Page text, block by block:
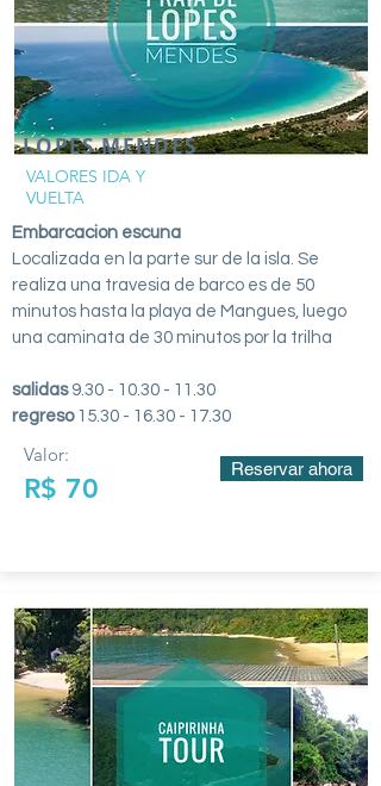
LOPES MENDES
VALORES IDA Y
VUELTA
Embarcacion escuna
Localizada en la parte sur de la isla. Se
realiza una travesia de barco es de 50
minutos hasta la playa de Mangues, luego
una caminata de 30 minutos por la trilha
salidas9.30 - 10.30 - 11.30
regreso 15.30 - 16.30 - 17.30
Valor:
R$ 70
Reservar ahora